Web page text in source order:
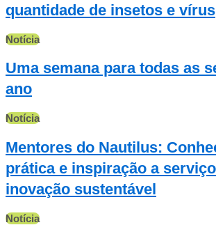
quantidade de insetos e vírus
Notícia
Uma semana para todas as
ano
Notícia
Mentores do Nautilus:
prática e inspiração a
inovação sustentável
Notícia